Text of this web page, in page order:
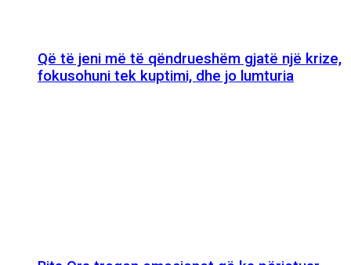
Që të jeni më të qëndrueshëm gjatë një krize,
fokusohuni tek kuptimi, dhe jo lumturia